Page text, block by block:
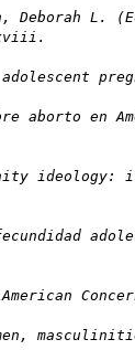
L.
aborto en